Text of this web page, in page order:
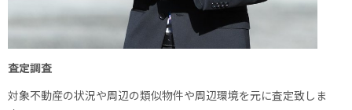
査定調査
対象不動産の状況や周辺の類似物件や周辺環境を元に査定致しま